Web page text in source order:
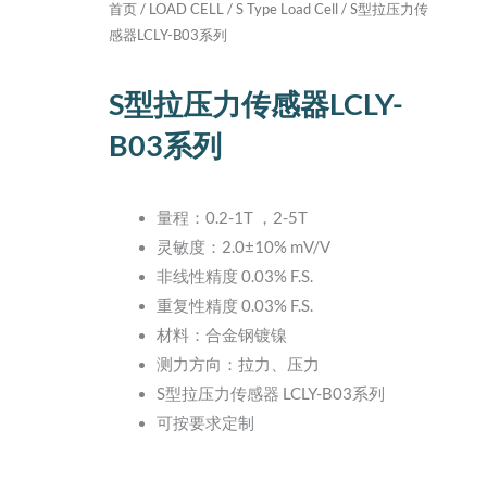
首页/ LOAD CELL /S Type Load Cell/ S型拉压力传
感器LCLY-B03系列
S型拉压力传感器LCLY-
B03系列
量程：0.2-1T ，2-5T
灵敏度：2.0±10% mV/V
非线性精度 0.03% F.S.
重复性精度 0.03% F.S.
材料：合金钢镀镍
测力方向：拉力、压力
S型拉压力传感器 LCLY-B03系列
可按要求定制